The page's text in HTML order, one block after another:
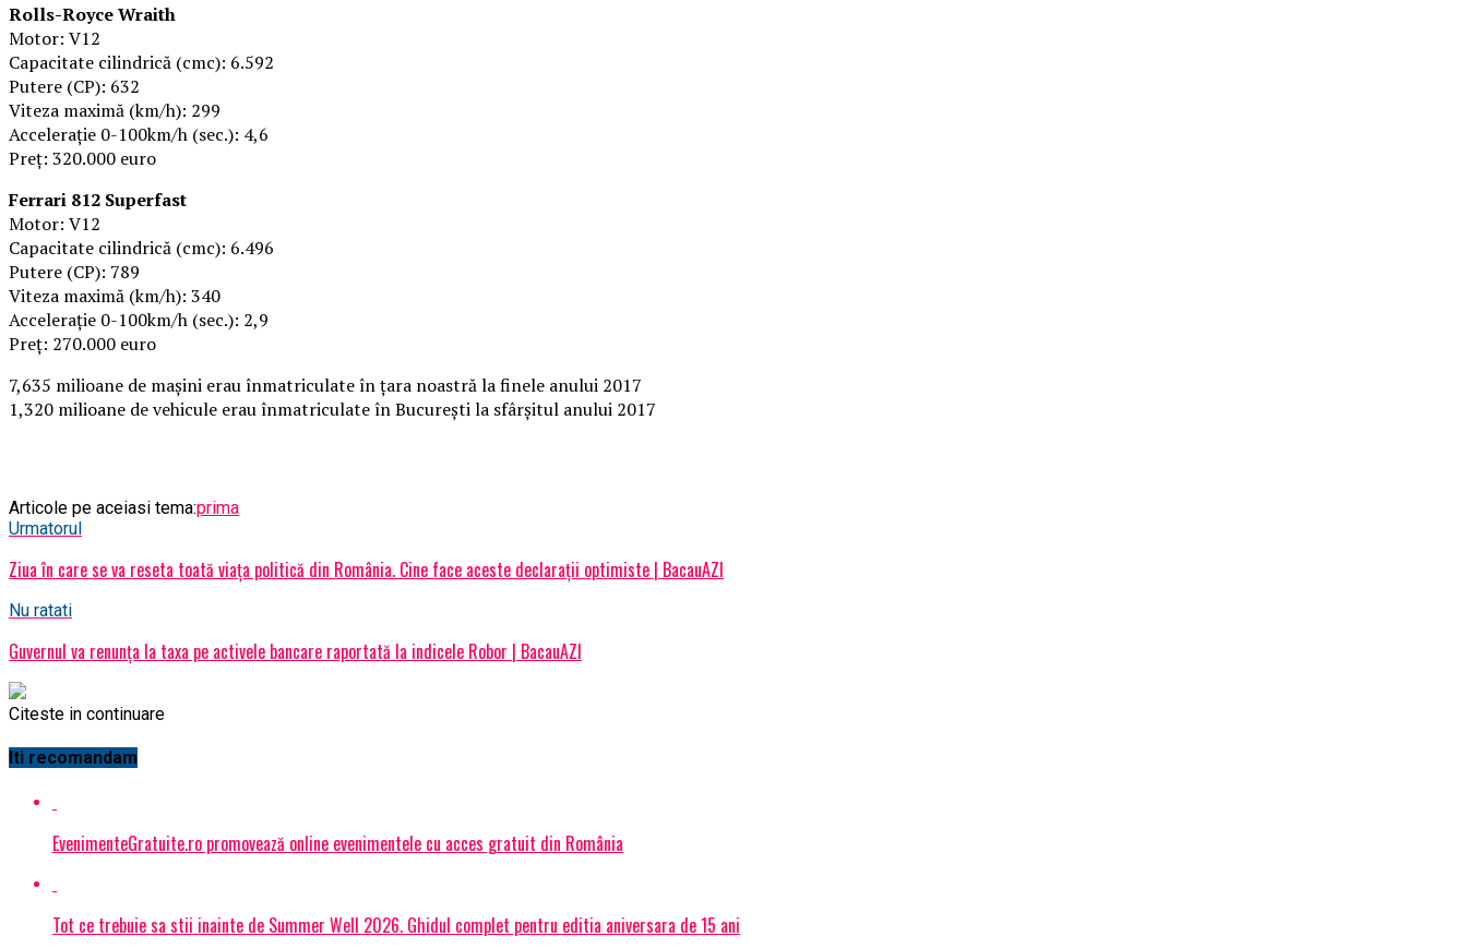
Rolls-Royce Wraith
Motor: V12
Capacitate cilindrică (cmc): 6.592
Putere (CP): 632
Viteza maximă (km/h): 299
Acceleraţie 0-100km/h (sec.): 4,6
Preţ: 320.000 euro
Ferrari 812 Superfast
Motor: V12
Capacitate cilindrică (cmc): 6.496
Putere (CP): 789
Viteza maximă (km/h): 340
Acceleraţie 0-100km/h (sec.): 2,9
Preţ: 270.000 euro
7,635 milioane de mașini erau înmatriculate în țara noastră la finele anului 2017
1,320 milioane de vehicule erau înmatriculate în Bucureşti la sfârșitul anului 2017
Articole pe aceiasi tema:prima
Urmatorul
Ziua în care se va reseta toată viața politică din România. Cine face aceste declarații optimiste | BacauAZI
Nu ratati
Guvernul va renunţa la taxa pe activele bancare raportată la indicele Robor | BacauAZI
Citeste in continuare
Iti recomandam
EvenimenteGratuite.ro promovează online evenimentele cu acces gratuit din România
Tot ce trebuie sa stii inainte de Summer Well 2026. Ghidul complet pentru editia aniversara de 15 ani